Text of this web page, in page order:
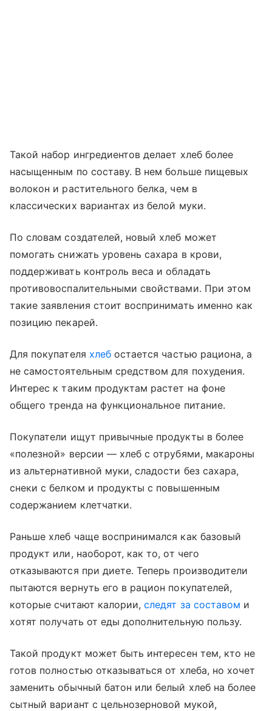
Такой набор ингредиентов делает хлеб более
насыщенным по составу. В нем больше пищевых
волокон и растительного белка, чем в
классических вариантах из белой муки.
По словам создателей, новый хлеб может
помогать снижать уровень сахара в крови,
поддерживать контроль веса и обладать
противовоспалительными свойствами. При этом
такие заявления стоит воспринимать именно как
позицию пекарей.
Для покупателя хлебостается частью рациона, а
не самостоятельным средством для похудения.
Интерес к таким продуктам растет на фоне
общего тренда на функциональное питание.
Покупатели ищут привычные продукты в более
«полезной» версии — хлеб с отрубями, макароны
из альтернативной муки, сладости без сахара,
снеки с белком и продукты с повышенным
содержанием клетчатки.
Раньше хлеб чаще воспринимался как базовый
продукт или, наоборот, как то, от чего
отказываются при диете. Теперь производители
пытаются вернуть его в рацион покупателей,
которые считают калории,следят за составом и
хотят получать от еды дополнительную пользу.
Такой продукт может быть интересен тем, кто не
готов полностью отказываться от хлеба, но хочет
заменить обычный батон или белый хлеб на более
сытный вариант с цельнозерновой мукой,